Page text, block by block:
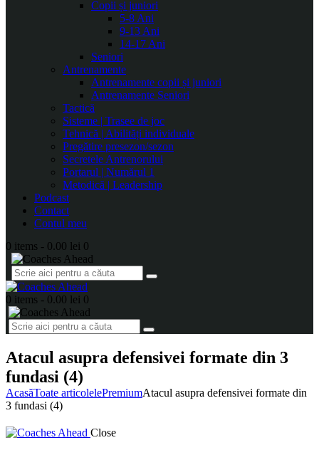
Copii și juniori
5-8 Ani
9-13 Ani
14-17 Ani
Seniori
Antrenamente
Antrenamente copii și juniori
Antrenamente Seniori
Tactică
Sisteme | Trasee de joc
Tehnică | Abilități individuale
Pregătire presezon/sezon
Secretele Antrenorului
Portarul | Numărul 1
Metodică | Leadership
Podcast
Contact
Contul meu
0 items - 0.00 lei 0
0 items - 0.00 lei 0
Atacul asupra defensivei formate din 3
fundasi (4)
AcasăToate articolelePremiumAtacul asupra defensivei formate din
3 fundasi (4)
Close